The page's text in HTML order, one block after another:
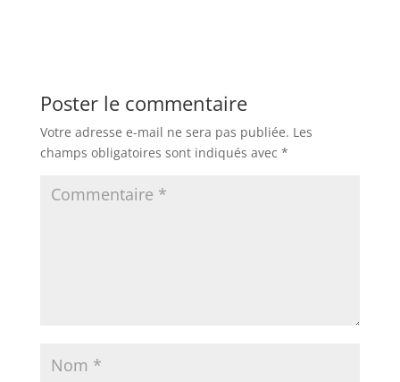
Poster le commentaire
Votre adresse e-mail ne sera pas publiée. Les
champs obligatoires sont indiqués avec *